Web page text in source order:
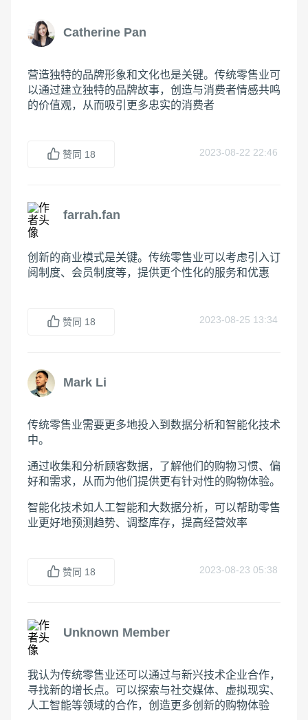
Catherine Pan
营造独特的品牌形象和文化也是关键。传统零售业可
以通过建立独特的品牌故事，创造与消费者情感共鸣
的价值观，从而吸引更多忠实的消费者
赞同 18 2023-08-22 22:46
farrah.fan
创新的商业模式是关键。传统零售业可以考虑引入订
阅制度、会员制度等，提供更个性化的服务和优惠
赞同 18 2023-08-25 13:34
Mark Li
传统零售业需要更多地投入到数据分析和智能化技术
中。
通过收集和分析顾客数据，了解他们的购物习惯、偏
好和需求，从而为他们提供更有针对性的购物体验。
智能化技术如人工智能和大数据分析，可以帮助零售
业更好地预测趋势、调整库存，提高经营效率
赞同 18 2023-08-23 05:38
Unknown Member
我认为传统零售业还可以通过与新兴技术企业合作，
寻找新的增长点。可以探索与社交媒体、虚拟现实、
人工智能等领域的合作，创造更多创新的购物体验